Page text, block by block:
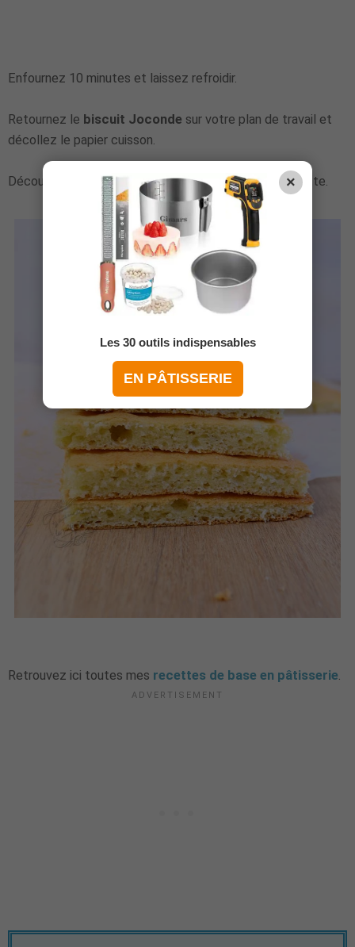
Enfournez 10 minutes et laissez refroidir.
Retournez le biscuit Joconde sur votre plan de travail et
décollez le papier cuisson.
Découpez le biscuit à la taille nécessaire à votre recette.
Retrouvez ici toutes mes recettes de base en pâtisserie.
×
Les 30 outils indispensables
EN PÂTISSERIE